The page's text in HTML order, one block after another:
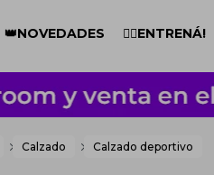
👑NOVEDADES 🏋️‍♂️ENTRENÁ!
Calzado Calzado deportivo